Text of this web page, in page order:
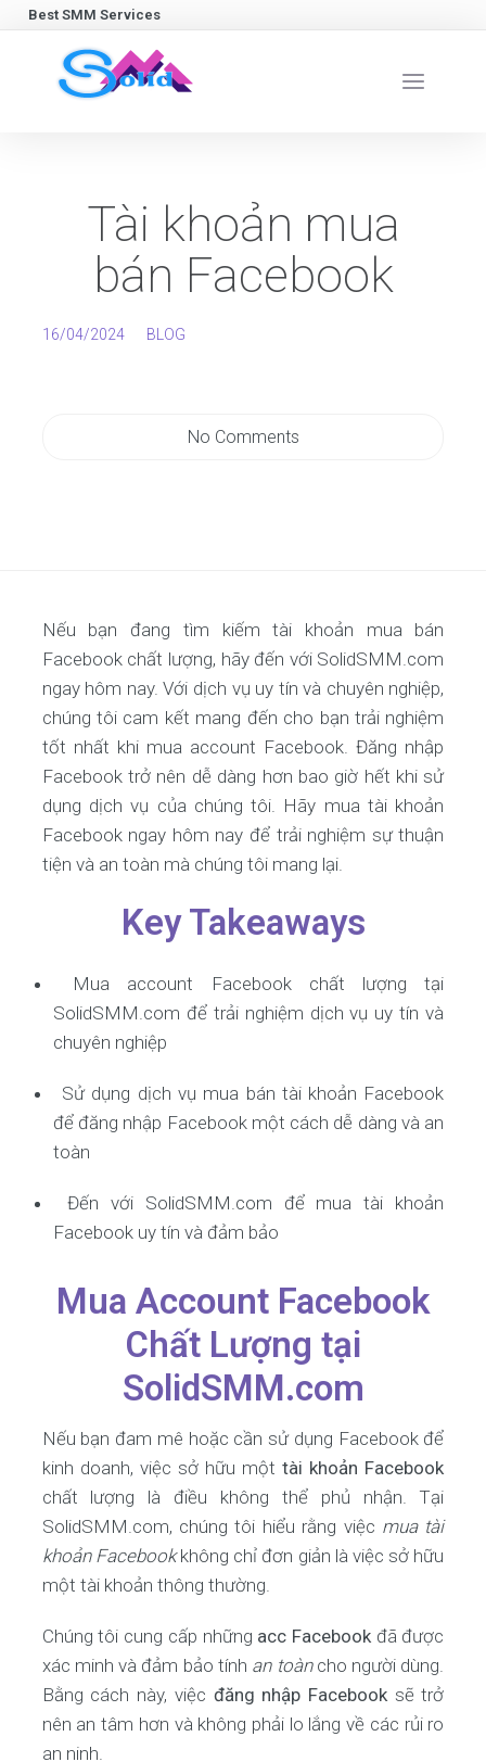
Best SMM Services
Tài khoản mua
bán Facebook
16/04/2024 BLOG
No Comments
Nếu bạn đang tìm kiếm tài khoản mua bán
Facebook chất lượng, hãy đến với SolidSMM.com
ngay hôm nay. Với dịch vụ uy tín và chuyên nghiệp,
chúng tôi cam kết mang đến cho bạn trải nghiệm
tốt nhất khi mua account Facebook. Đăng nhập
Facebook trở nên dễ dàng hơn bao giờ hết khi sử
dụng dịch vụ của chúng tôi. Hãy mua tài khoản
Facebook ngay hôm nay để trải nghiệm sự thuận
tiện và an toàn mà chúng tôi mang lại.
Key Takeaways
Mua account Facebook chất lượng tại
SolidSMM.com để trải nghiệm dịch vụ uy tín và
chuyên nghiệp
Sử dụng dịch vụ mua bán tài khoản Facebook
để đăng nhập Facebook một cách dễ dàng và an
toàn
Đến với SolidSMM.com để mua tài khoản
Facebook uy tín và đảm bảo
Mua Account Facebook
Chất Lượng tại
SolidSMM.com
Nếu bạn đam mê hoặc cần sử dụng Facebook để
kinh doanh, việc sở hữu mộttài khoản Facebook
chất lượng là điều không thể phủ nhận. Tại
SolidSMM.com, chúng tôi hiểu rằng việc mua tài
khoản Facebookkhông chỉ đơn giản là việc sở hữu
một tài khoản thông thường.
Chúng tôi cung cấp những acc Facebook đã được
xác minh và đảm bảo tính an toàncho người dùng.
Bằng cách này, việc đăng nhập Facebook sẽ trở
nên an tâm hơn và không phải lo lắng về các rủi ro
an ninh.